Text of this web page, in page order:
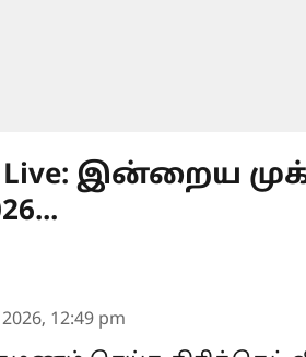
Live: இன்றைய
12:49 pm